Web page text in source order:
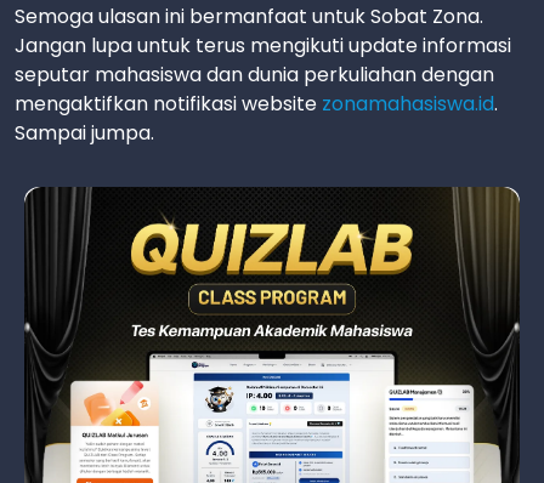
Semoga ulasan ini bermanfaat untuk Sobat Zona.
Jangan lupa untuk terus mengikuti update informasi
seputar mahasiswa dan dunia perkuliahan dengan
mengaktifkan notifikasi website zonamahasiswa.id.
Sampai jumpa.